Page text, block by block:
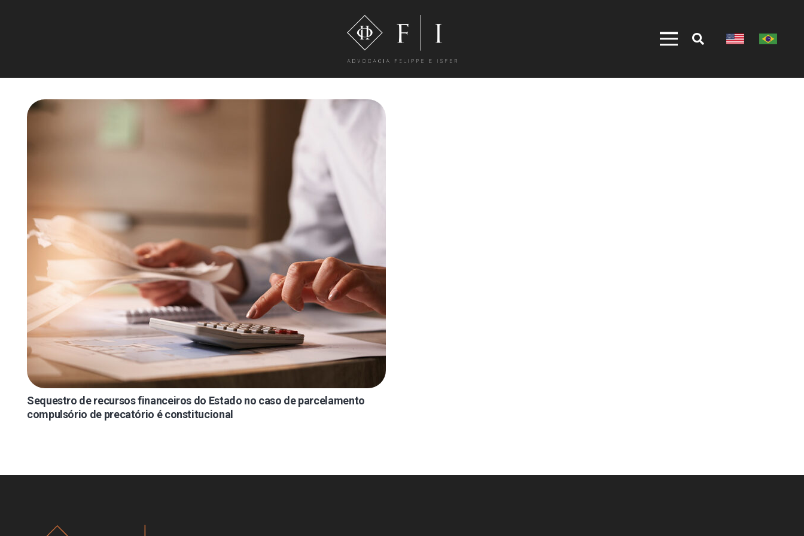
Sequestro de recursos financeiros do Estado no caso de parcelamento
compulsório de precatório é constitucional